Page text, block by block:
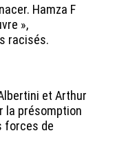
Hamza F
»,
racisés.
et Arthur
la présomption
forces de